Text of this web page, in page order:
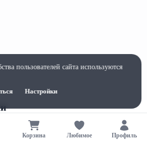
Корзина Любимое Профиль
пользователей сайта используются
Настройки